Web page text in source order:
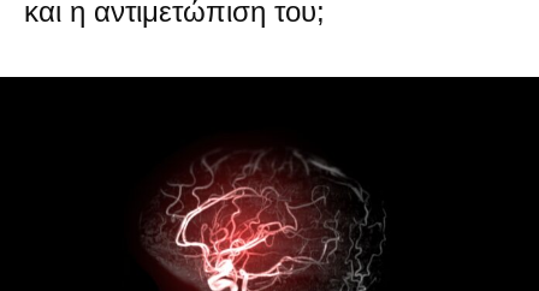
και η αντιμετώπιση του;